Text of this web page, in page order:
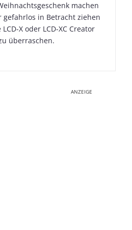
machen
gefahrlos in Betracht ziehen
X oder LCD-XC Creator
überraschen.
ANZEIGE